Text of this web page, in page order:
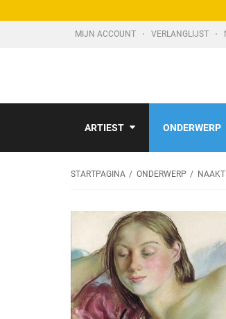
MIJN ACCOUNT VERLANGLIJST
ARTIEST ONDERWERP
STARTPAGINA ONDERWERP NAAKT